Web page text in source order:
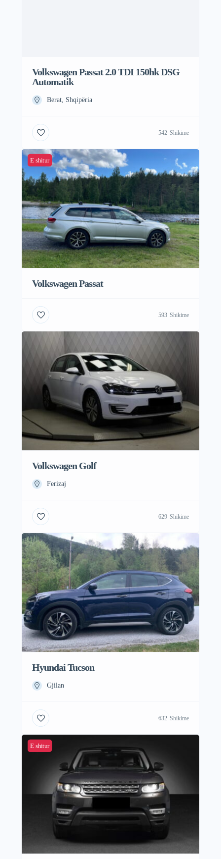
Volkswagen Passat 2.0 TDI 150hk DSG
Automatik
Berat, Shqipëria
542 Shikime
E shitur
Volkswagen Passat
593 Shikime
Volkswagen Golf
Ferizaj
629 Shikime
Hyundai Tucson
Gjilan
632 Shikime
E shitur